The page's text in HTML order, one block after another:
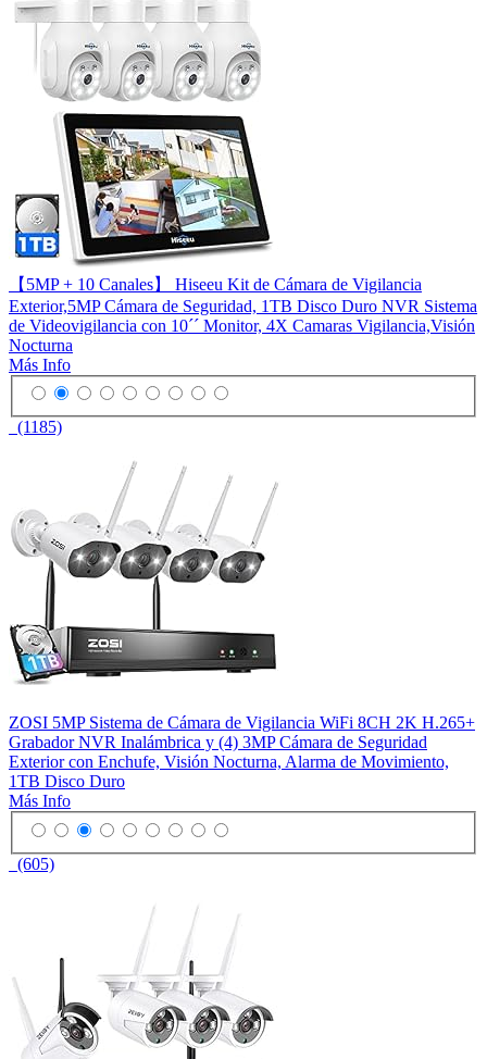
【5MP + 10 Canales】 Hiseeu Kit de Cámara de Vigilancia
Exterior,5MP Cámara de Seguridad, 1TB Disco Duro NVR Sistema
de Videovigilancia con 10´´ Monitor, 4X Camaras Vigilancia,Visión
Nocturna
Más Info
(1185)
ZOSI 5MP Sistema de Cámara de Vigilancia WiFi 8CH 2K H.265+
Grabador NVR Inalámbrica y (4) 3MP Cámara de Seguridad
Exterior con Enchufe, Visión Nocturna, Alarma de Movimiento,
1TB Disco Duro
Más Info
(605)